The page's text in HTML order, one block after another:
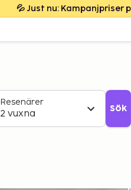
💦 Just nu: Kampanjpriser
Resenärer
2 vuxna Sök